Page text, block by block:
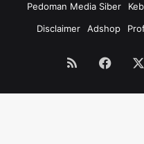
Pedoman Media Siber
Disclaimer
Adshop
RSS